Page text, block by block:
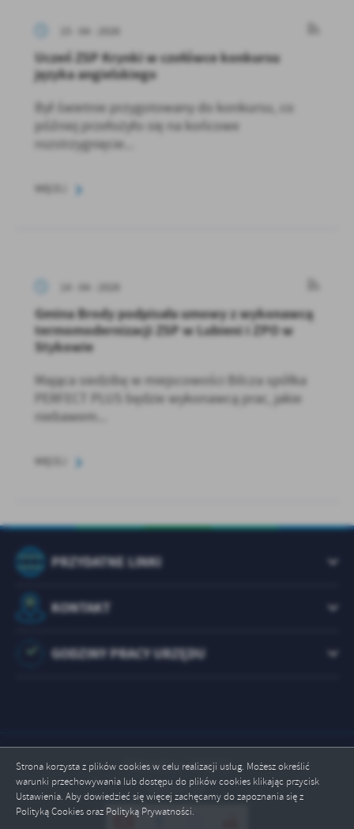
Strona korzysta z plików cookies w celu realizacji usług. Możesz określić
warunki przechowywania lub dostępu do plików cookies klikając przycisk
Ustawienia. Aby dowiedzieć się więcej zachęcamy do zapoznania się z
Polityką Cookies oraz Polityką Prywatności.
15 - 04 - 2026
Uczeń ZSP Krynki w czołówce konkursu
języka angielskiego
Był świetnie przygotowany do konkursu, co
później przełożyło się na końcowe
rozstrzygnięcie...
14 - 04 - 2026
Gmina Brody podpisała umowy z wykonawcą
termomodernizacji ZSP w Lubieni i ZPO w
Stykowie
Mająca siedzibę w miejscowości Bilcza spółka
PERFECT PLUS będzie wykonawcą prac, jakie
niebawem...
PRZYDATNE LINKI
KONTAKT
GODZINY PRACY URZĘDU
Odwiedzin: 1074048
Online: 16